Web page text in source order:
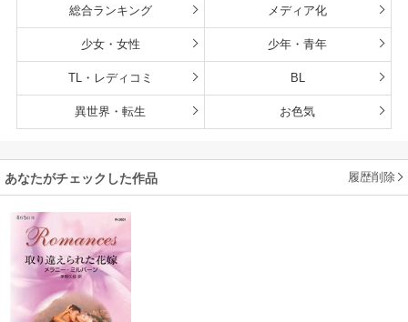
総合ランキング メディア化
少女・女性 少年・青年
TL・レディコミ BL
異世界・転生 お色気
あなたがチェックした作品 履歴削除